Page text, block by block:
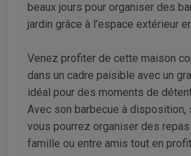
beaux jours pour organiser des
jardin grâce à l’espace extérieur
Venez profiter de cette maison
dans un cadre paisible avec un
idéal pour des moments de
Avec son barbecue à disposition,
vous pourrez organiser des
famille ou entre amis tout en